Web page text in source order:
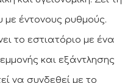
με έντονους ρυθμούς.
το εστιατόριο με ένα
και εξάντλησης
να συνδεθεί με το